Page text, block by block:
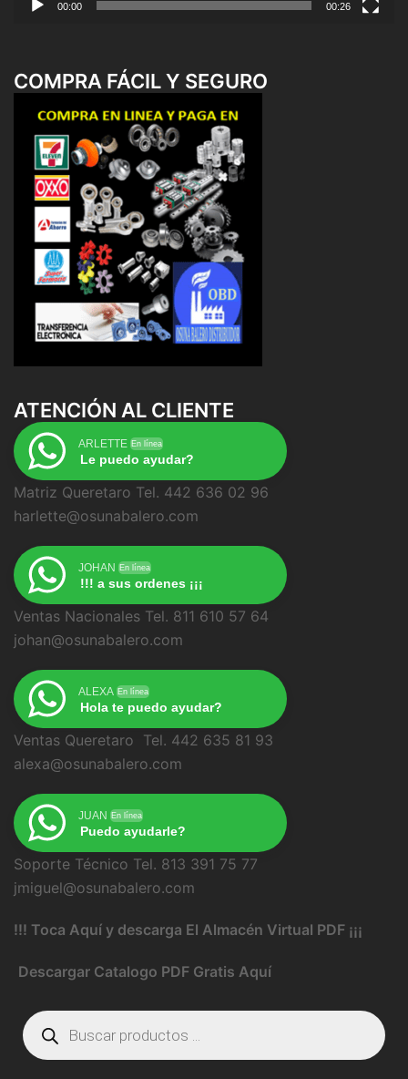
00:00 00:26
COMPRA FÁCIL Y SEGURO
ATENCIÓN AL CLIENTE
ARLETTE En línea
Le puedo ayudar?
Matriz Queretaro Tel. 442 636 02 96
harlette@osunabalero.com
JOHAN En línea
!!! a sus ordenes ¡¡¡
Ventas Nacionales Tel. 811 610 57 64
johan@osunabalero.com
ALEXA En línea
Hola te puedo ayudar?
Ventas Queretaro Tel. 442 635 81 93
alexa@osunabalero.com
JUAN En línea
Puedo ayudarle?
Soporte Técnico Tel. 813 391 75 77
jmiguel@osunabalero.com
!!! Toca Aquí y descarga El Almacén Virtual PDF ¡¡¡
Descargar Catalogo PDF Gratis Aquí
Búsqueda
de
productos